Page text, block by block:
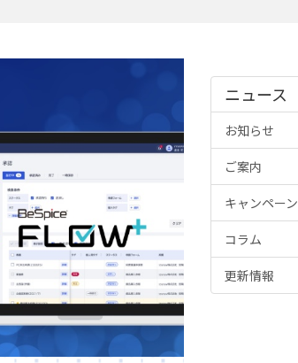
ニュース
お知らせ
ご案内
キャンペーン
コラム
更新情報